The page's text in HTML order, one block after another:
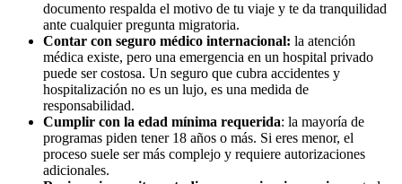
documento respalda el motivo de tu viaje y te da tranquilidad
ante cualquier pregunta migratoria.
Contar con seguro médico internacional: la atención
médica existe, pero una emergencia en un hospital privado
puede ser costosa. Un seguro que cubra accidentes y
hospitalización no es un lujo, es una medida de
responsabilidad.
Cumplir con la edad mínima requerida: la mayoría de
programas piden tener 18 años o más. Si eres menor, el
proceso suele ser más complejo y requiere autorizaciones
adicionales.